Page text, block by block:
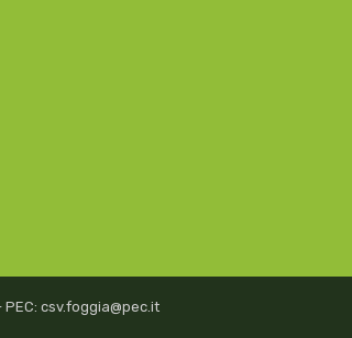
csv.foggia@pec.it